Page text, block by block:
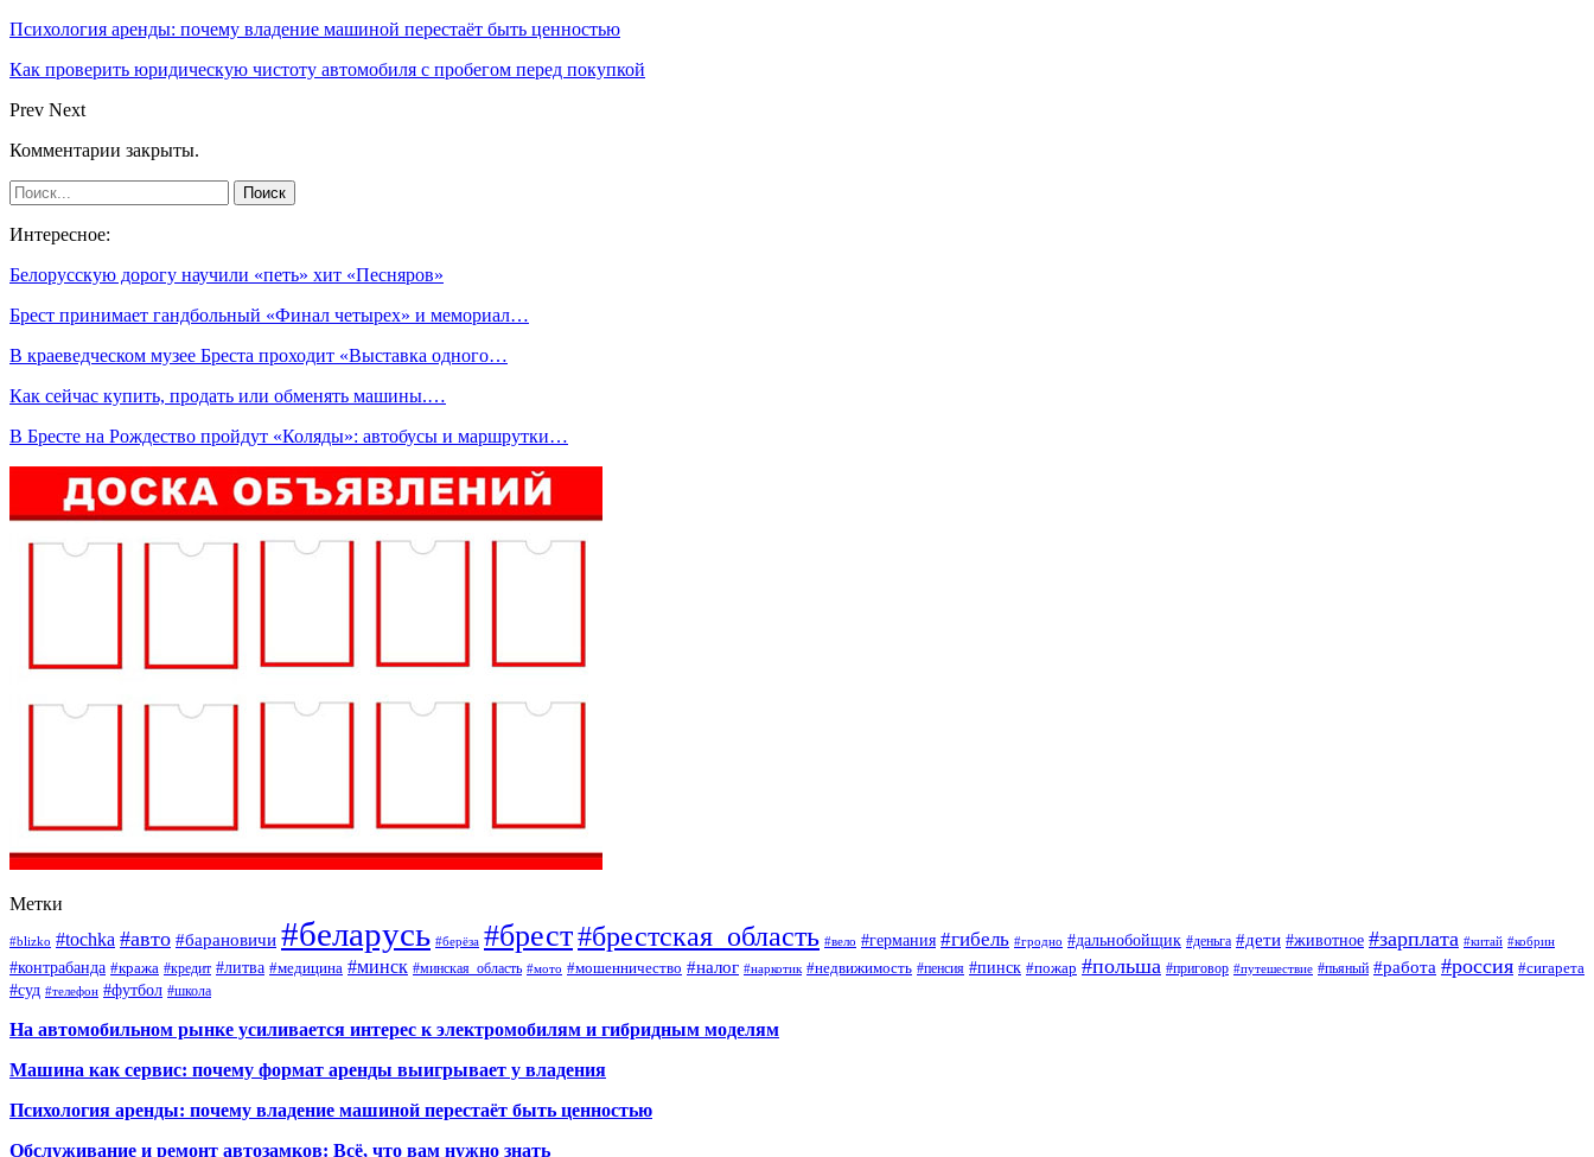
Психология аренды: почему владение машиной перестаёт быть ценностью
Как проверить юридическую чистоту автомобиля с пробегом перед покупкой
Prev Next
Комментарии закрыты.
Интересное:
Белорусскую дорогу научили «петь» хит «Песняров»
Брест принимает гандбольный «Финал четырех» и мемориал…
В краеведческом музее Бреста проходит «Выставка одного…
Как сейчас купить, продать или обменять машины.…
В Бресте на Рождество пройдут «Коляды»: автобусы и маршрутки…
Метки
#blizko #tochka #авто #барановичи #беларусь #берёза #брест#брестская_область #вело #германия #гибель #гродно #дальнобойщик #деньга #дети #животное #зарплата #китай #кобрин
#контрабанда #кража #кредит #литва #медицина #минск #минская_область #мото #мошенничество #налог #наркотик #недвижимость #пенсия #пинск #пожар #польша #приговор #путешествие #пьяный #работа #россия #сигарета
#суд #телефон #футбол #школа
На автомобильном рынке усиливается интерес к электромобилям и гибридным моделям
Машина как сервис: почему формат аренды выигрывает у владения
Психология аренды: почему владение машиной перестаёт быть ценностью
Обслуживание и ремонт автозамков: Всё, что вам нужно знать